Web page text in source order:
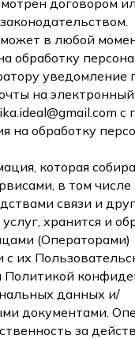
договором
в любой
обработку
уведомление
на
с
на обработку
которая
в том
связи и
хранится и
(Операторами)
с их
Политикой
данных и/
документами.
за